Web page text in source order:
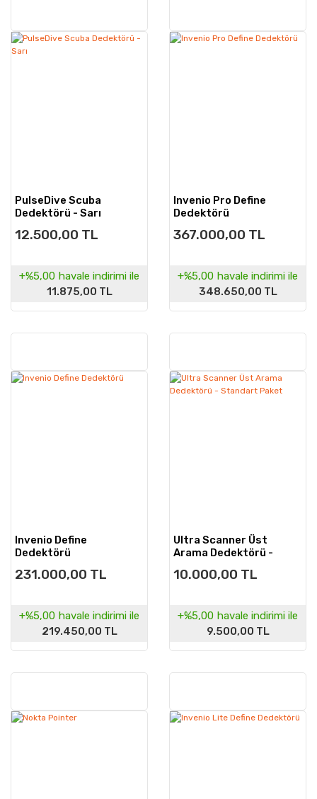
PulseDive Scuba
Dedektörü - Sarı
12.500,00 TL
+%5,00 havale indirimi ile
11.875,00 TL
Invenio Pro Define
Dedektörü
367.000,00 TL
+%5,00 havale indirimi ile
348.650,00 TL
Invenio Define
Dedektörü
231.000,00 TL
+%5,00 havale indirimi ile
219.450,00 TL
Ultra Scanner Üst
Arama Dedektörü -
10.000,00 TL
+%5,00 havale indirimi ile
9.500,00 TL